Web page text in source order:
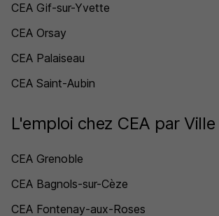
CEA Gif-sur-Yvette
CEA Orsay
CEA Palaiseau
CEA Saint-Aubin
L'emploi chez CEA par Ville
CEA Grenoble
CEA Bagnols-sur-Cèze
CEA Fontenay-aux-Roses